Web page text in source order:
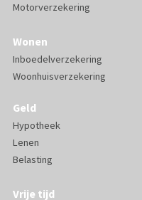
Motorverzekering
Wonen
Inboedelverzekering
Woonhuisverzekering
Geld
Hypotheek
Lenen
Belasting
Vrije tijd